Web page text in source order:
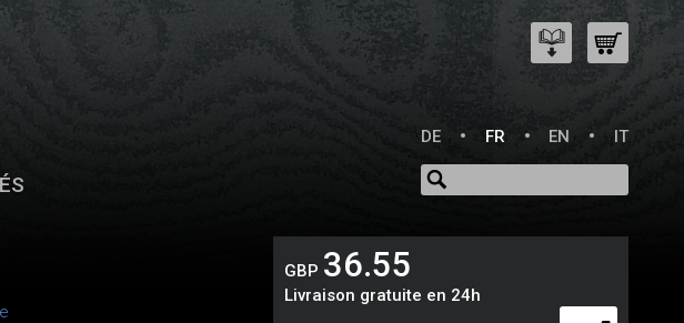
DE
FR EN IT
GBP 36.55
Livraison gratuite en 24h